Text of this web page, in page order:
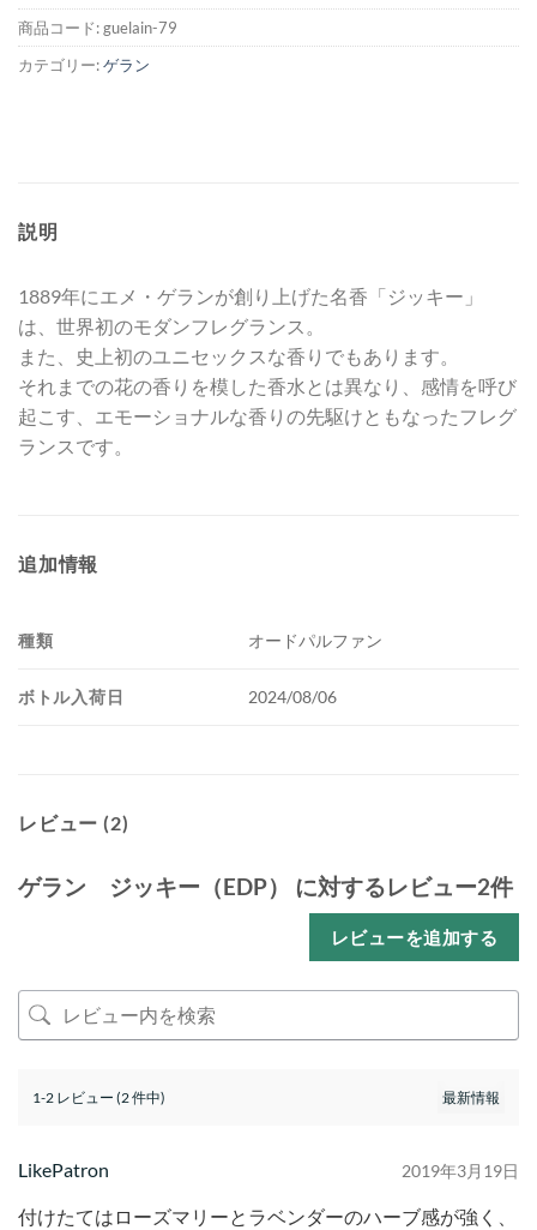
商品コード:guelain-79
カテゴリー:ゲラン
説明
1889年にエメ・ゲランが創り上げた名香「ジッキー」
は、世界初のモダンフレグランス。
また、史上初のユニセックスな香りでもあります。
それまでの花の香りを模した香水とは異なり、感情を呼び
起こす、エモーショナルな香りの先駆けともなったフレグ
ランスです。
追加情報
種類 オードパルファン
ボトル入荷日 2024/08/06
レビュー (2)
ゲラン ジッキー（EDP） に対するレビュー2件
レビューを追加する
1-2 レビュー (2 件中)
LikePatron 2019年3月19日
付けたてはローズマリーとラベンダーのハーブ感が強く、